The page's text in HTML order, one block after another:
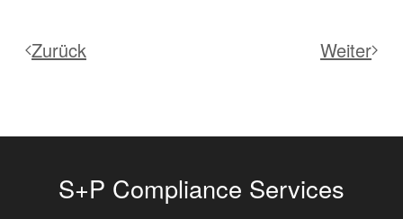
Zurück Weiter
S+P Compliance Services